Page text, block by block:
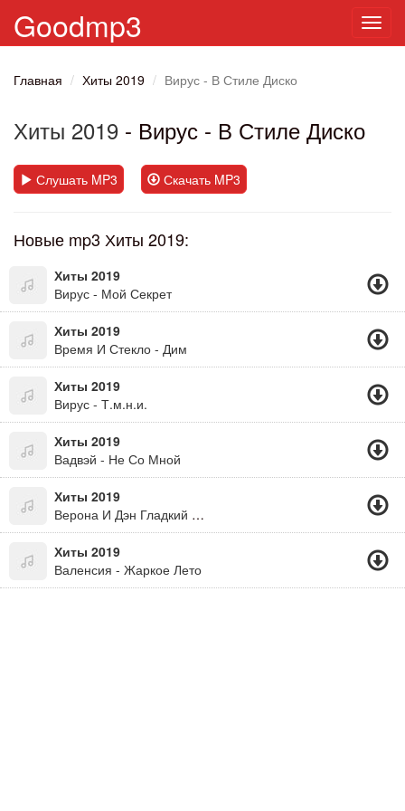
Goodmp3
Главная Хиты 2019 Вирус - В Стиле Диско
Хиты 2019 - Вирус - В Стиле Диско
Слушать MP3 Скачать MP3
Новые mp3 Хиты 2019:
Хиты 2019
Вирус - Мой Секрет
Хиты 2019
Время И Стекло - Дим
Хиты 2019
Вирус - Т.м.н.и.
Хиты 2019
Вадвэй - Не Со Мной
Хиты 2019
Верона И Дэн Гладкий - Обжигает Лёд
Хиты 2019
Валенсия - Жаркое Лето